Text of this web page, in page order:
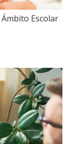
Escolar